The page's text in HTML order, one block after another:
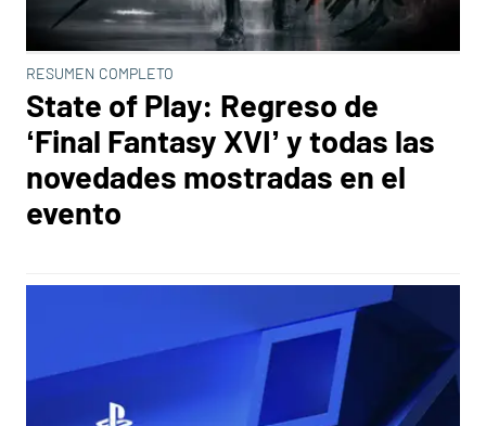
RESUMEN COMPLETO
State of Play: Regreso de
‘Final Fantasy XVI’ y todas las
novedades mostradas en el
evento